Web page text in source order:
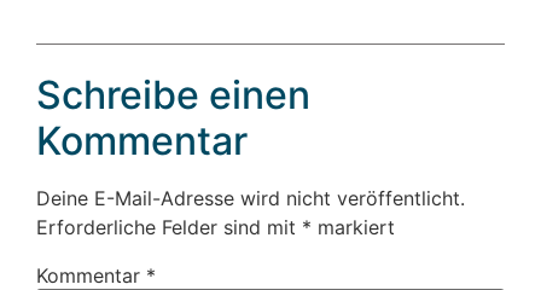
Schreibe einen
Kommentar
Deine E-Mail-Adresse wird nicht veröffentlicht.
Erforderliche Felder sind mit * markiert
Kommentar *